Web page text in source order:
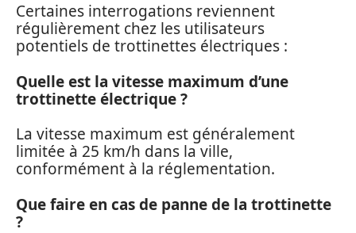
Certaines interrogations reviennent
régulièrement chez les utilisateurs
potentiels de trottinettes électriques :
Quelle est la vitesse maximum d’une
trottinette électrique ?
La vitesse maximum est généralement
limitée à 25 km/h dans la ville,
conformément à la réglementation.
Que faire en cas de panne de la trottinette
?